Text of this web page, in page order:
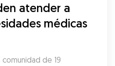
atender a
médicas
de 19